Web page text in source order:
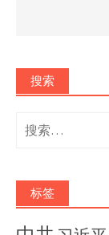
搜索
搜
索：
标签